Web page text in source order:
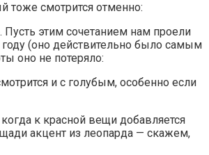
тоже смотрится отменно:
этим сочетанием нам проели
(оно действительно было самым
оно не потеряло:
и с голубым, особенно если
к красной вещи добавляется
акцент из леопарда — скажем,